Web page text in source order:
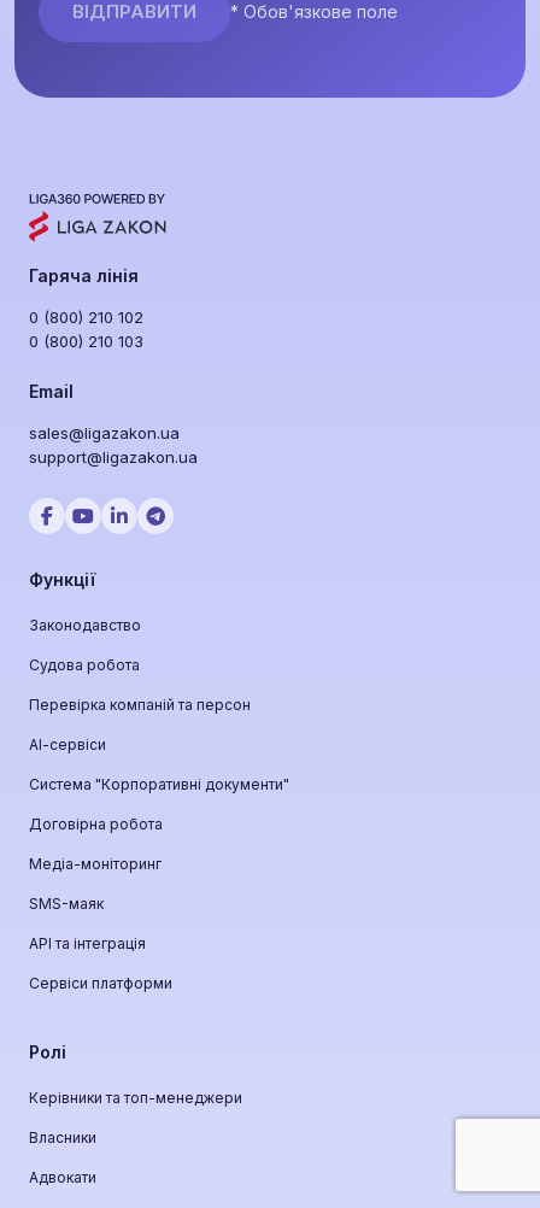
* Обов'язкове поле
Гаряча лінія
0 (800) 210 102
0 (800) 210 103
Email
sales@ligazakon.ua
support@ligazakon.ua
Функції
Законодавство
Судова робота
Перевірка компаній та персон
АІ-сервіси
Система "Корпоративні документи"
Договірна робота
Медіа-моніторинг
SMS-маяк
API та інтеграція
Сервіси платформи
Ролі
Керівники та топ-менеджери
Власники
Адвокати